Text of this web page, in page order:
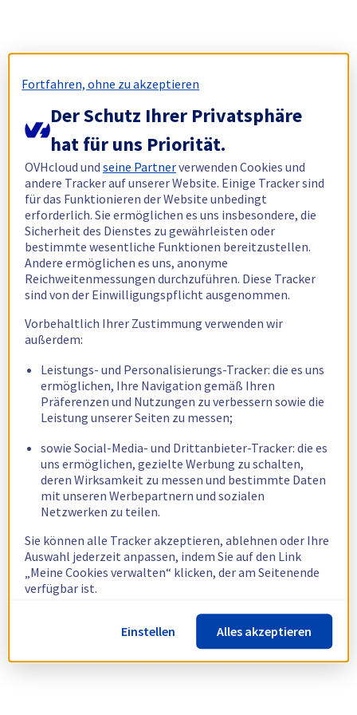
Fortfahren, ohne zu akzeptieren
Der Schutz Ihrer Privatsphäre
hat für uns Priorität.
OVHcloud undseine Partnerverwenden Cookies und
andere Tracker auf unserer Website. Einige Tracker sind
für das Funktionieren der Website unbedingt
erforderlich. Sie ermöglichen es uns insbesondere, die
Sicherheit des Dienstes zu gewährleisten oder
bestimmte wesentliche Funktionen bereitzustellen.
Andere ermöglichen es uns, anonyme
Reichweitenmessungen durchzuführen. Diese Tracker
sind von der Einwilligungspflicht ausgenommen.
Vorbehaltlich Ihrer Zustimmung verwenden wir
außerdem:
Leistungs- und Personalisierungs-Tracker: die es uns
ermöglichen, Ihre Navigation gemäß Ihren
Präferenzen und Nutzungen zu verbessern sowie die
Leistung unserer Seiten zu messen;
sowie Social-Media- und Drittanbieter-Tracker: die es
uns ermöglichen, gezielte Werbung zu schalten,
deren Wirksamkeit zu messen und bestimmte Daten
mit unseren Werbepartnern und sozialen
Netzwerken zu teilen.
Sie können alle Tracker akzeptieren, ablehnen oder Ihre
Auswahl jederzeit anpassen, indem Sie auf den Link
„Meine Cookies verwalten“ klicken, der am Seitenende
verfügbar ist.
Weitere Informationen finden Sie in unsererRichtlinie
zur Verwendung von Cookies.
Einstellen Alles akzeptieren